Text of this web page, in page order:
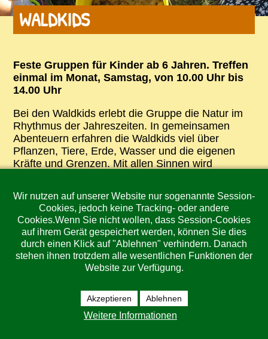
WALDKIDS
Feste Gruppen für Kinder ab 6 Jahren. Treffen
einmal im Monat, Samstag, von 10.00 Uhr bis
14.00 Uhr
Bei den Waldkids erlebt die Gruppe die Natur im
Rhythmus der Jahreszeiten. In gemeinsamen
Abenteuern erfahren die Waldkids viel über
Pflanzen, Tiere, Erde, Wasser und die eigenen
Kräfte und Grenzen. Mit allen Sinnen wird
gestaltet.
Elemente sind u.a.:
Feuermachen
Glutbrennen von Gefäßen
Wir nutzen auf unserer Website nur sogenannte Session-
Cookies, jedoch keine Tracking- oder andere
Cookies.Wenn Sie nicht wollen, dass Session-Cookies
auf ihrem Gerät gespeichert werden, können Sie dies
durch einen Klick auf "Ablehnen" verhindern. Danach
stehen ihnen trotzdem alle wesentlichen Funktionen der
Website zur Verfügung.
Akzeptieren Ablehnen
Weitere Informationen